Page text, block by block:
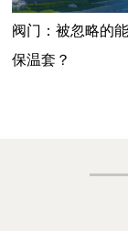
阀门：被忽略的
保温套？